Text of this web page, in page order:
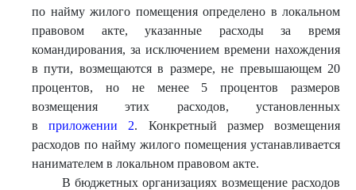
по найму жилого помещения определено в локальном
правовом акте, указанные расходы за время
командирования, за исключением времени нахождения
в пути, возмещаются в размере, не превышающем 20
процентов, но не менее 5 процентов размеров
возмещения этих расходов, установленных
вприложении 2. Конкретный размер возмещения
расходов по найму жилого помещения устанавливается
нанимателем в локальном правовом акте.
В бюджетных организациях возмещение расходов